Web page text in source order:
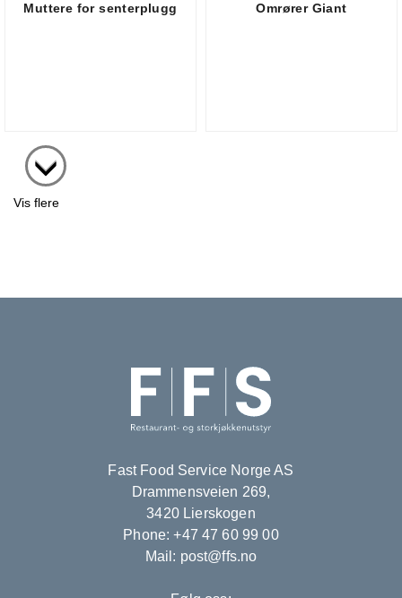
Muttere for senterplugg Omrører Giant
Vis flere
Fast Food Service Norge AS
Drammensveien 269,
3420 Lierskogen
Phone: +47 47 60 99 00
Mail: post@ffs.no